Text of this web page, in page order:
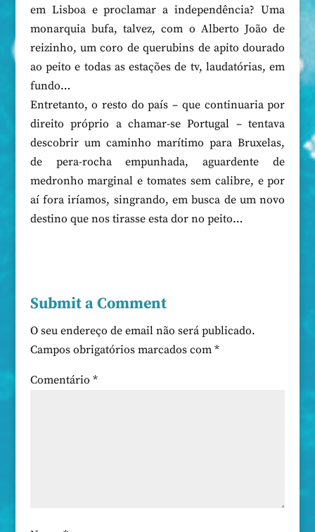
em Lisboa e proclamar a independência? Uma
monarquia bufa, talvez, com o Alberto João de
reizinho, um coro de querubins de apito dourado
ao peito e todas as estações de tv, laudatórias, em
fundo…
Entretanto, o resto do país – que continuaria por
direito próprio a chamar-se Portugal – tentava
descobrir um caminho marítimo para Bruxelas,
de pera-rocha empunhada, aguardente de
medronho marginal e tomates sem calibre, e por
aí fora iríamos, singrando, em busca de um novo
destino que nos tirasse esta dor no peito…
Submit a Comment
O seu endereço de email não será publicado.
Campos obrigatórios marcados com *
Comentário *